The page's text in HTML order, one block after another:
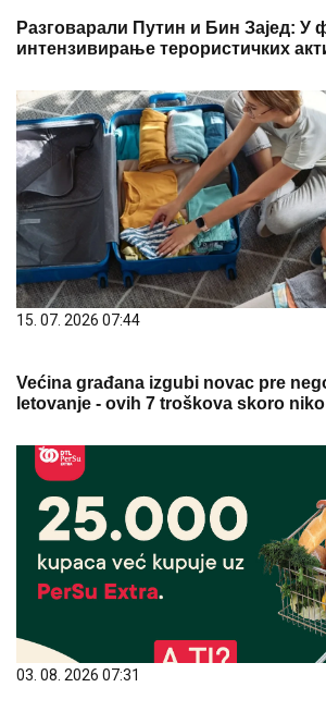
Разговарали Путин и Бин Зајед: У
интензивирање терористичких
15. 07. 2026 07:44
Većina građana izgubi novac pre
letovanje - ovih 7 troškova skoro
03. 08. 2026 07:31